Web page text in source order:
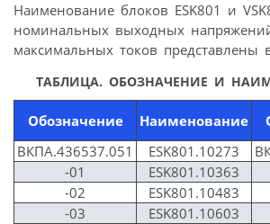
Наименование блоков ЕSK801 и
номинальных выходных
максимальных токов представлены
ТАБЛИЦА. ОБОЗНАЧЕНИЕ И
Обозначение Наименование
ВКПА.436537.051
ESK801.10273
-01
ESK801.10363
-02
ESK801.10483
-03
ESK801.10603